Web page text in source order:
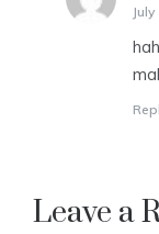
Leave a